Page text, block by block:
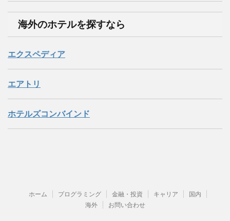
海外のホテルを探すなら
エクスペディア
エアトリ
ホテルズコンバインド
ホーム プログラミング 金融・投資 キャリア
国内
海外
お問い合わせ